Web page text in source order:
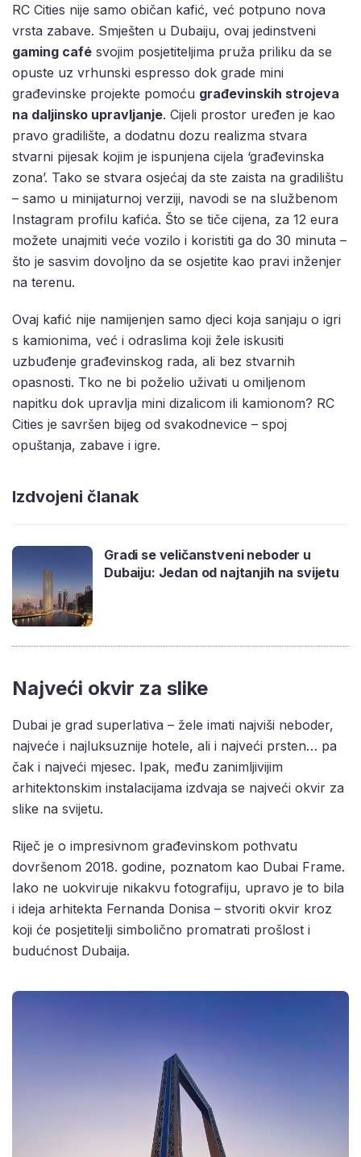
RC Cities nije samo običan kafić, već potpuno nova
vrsta zabave. Smješten u Dubaiju, ovaj jedinstveni
gaming café svojim posjetiteljima pruža priliku da se
opuste uz vrhunski espresso dok grade mini
građevinske projekte pomoću građevinskih strojeva
na daljinsko upravljanje. Cijeli prostor uređen je kao
pravo gradilište, a dodatnu dozu realizma stvara
stvarni pijesak kojim je ispunjena cijela ‘građevinska
zona’. Tako se stvara osjećaj da ste zaista na gradilištu
– samo u minijaturnoj verziji, navodi se na službenom
Instagram profilu kafića. Što se tiče cijena, za 12 eura
možete unajmiti veće vozilo i koristiti ga do 30 minuta –
što je sasvim dovoljno da se osjetite kao pravi inženjer
na terenu.
Ovaj kafić nije namijenjen samo djeci koja sanjaju o igri
s kamionima, već i odraslima koji žele iskusiti
uzbuđenje građevinskog rada, ali bez stvarnih
opasnosti. Tko ne bi poželio uživati u omiljenom
napitku dok upravlja mini dizalicom ili kamionom? RC
Cities je savršen bijeg od svakodnevice – spoj
opuštanja, zabave i igre.
Izdvojeni članak
Gradi se veličanstveni neboder u
Dubaiju: Jedan od najtanjih na svijetu
Najveći okvir za slike
Dubai je grad superlativa – žele imati najviši neboder,
najveće i najluksuznije hotele, ali i najveći prsten… pa
čak i najveći mjesec. Ipak, među zanimljivijim
arhitektonskim instalacijama izdvaja se najveći okvir za
slike na svijetu.
Riječ je o impresivnom građevinskom pothvatu
dovršenom 2018. godine, poznatom kao Dubai Frame.
Iako ne uokviruje nikakvu fotografiju, upravo je to bila
i ideja arhitekta Fernanda Donisa – stvoriti okvir kroz
koji će posjetitelji simbolično promatrati prošlost i
budućnost Dubaija.